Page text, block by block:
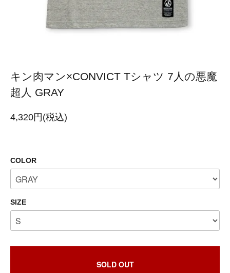
キン肉マン×CONVICT Tシャツ 7人の悪魔
超人 GRAY
4,320円(税込)
COLOR
SIZE
SOLD OUT